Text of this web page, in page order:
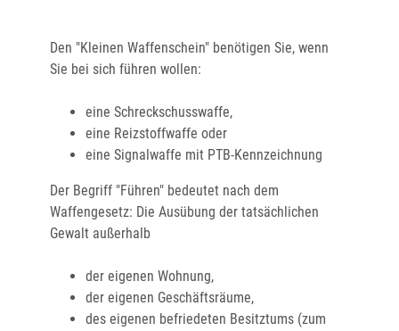
Den "Kleinen Waffenschein" benötigen Sie, wenn
Sie bei sich führen wollen:
eine Schreckschusswaffe,
eine Reizstoffwaffe oder
eine Signalwaffe mit PTB-Kennzeichnung
Der Begriff "Führen" bedeutet nach dem
Waffengesetz: Die Ausübung der tatsächlichen
Gewalt außerhalb
der eigenen Wohnung,
der eigenen Geschäftsräume,
des eigenen befriedeten Besitztums (zum